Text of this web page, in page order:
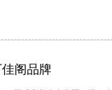
阁品牌